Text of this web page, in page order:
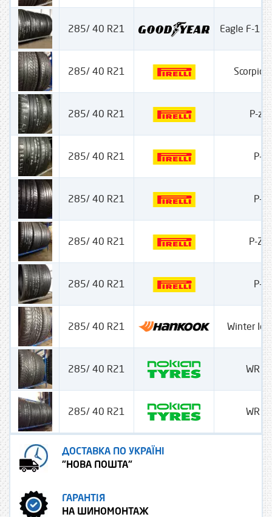
285/ 40 R21 Eagle F-1
285/ 40 R21
285/ 40 R21 P-
285/ 40 R21 P-
285/ 40 R21 P-
285/ 40 R21 P-
285/ 40 R21 P-
285/ 40 R21 Winter
285/ 40 R21 WR
285/ 40 R21 WR
ДОСТАВКА ПО УКРАЇНІ
"НОВА ПОШТА"
ГАРАНТІЯ
НА ШИНОМОНТАЖ